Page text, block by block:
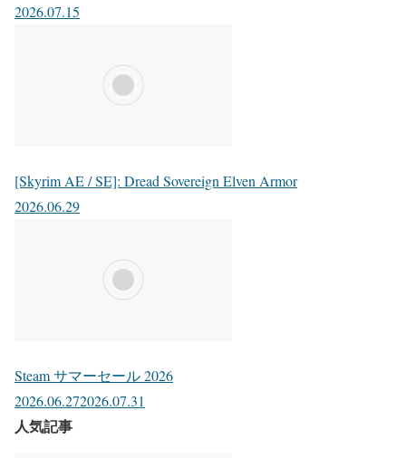
2026.07.15
[Skyrim AE / SE]: Dread Sovereign Elven Armor
2026.06.29
Steam サマーセール 2026
2026.06.272026.07.31
人気記事